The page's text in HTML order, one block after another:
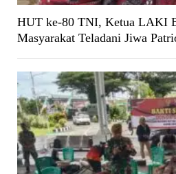
HUT ke-80 TNI, Ketua LAKI
Masyarakat Teladani Jiwa